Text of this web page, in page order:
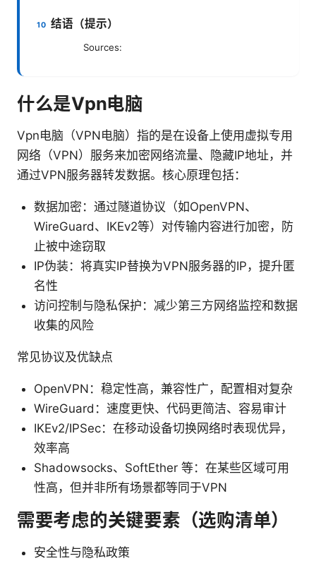
结语（提示）
Sources:
什么是Vpn电脑
Vpn电脑（VPN电脑）指的是在设备上使用虚拟专用
网络（VPN）服务来加密网络流量、隐藏IP地址，并
通过VPN服务器转发数据。核心原理包括：
数据加密：通过隧道协议（如OpenVPN、
WireGuard、IKEv2等）对传输内容进行加密，防
止被中途窃取
IP伪装：将真实IP替换为VPN服务器的IP，提升匿
名性
访问控制与隐私保护：减少第三方网络监控和数据
收集的风险
常见协议及优缺点
OpenVPN：稳定性高，兼容性广，配置相对复杂
WireGuard：速度更快、代码更简洁、容易审计
IKEv2/IPSec：在移动设备切换网络时表现优异，
效率高
Shadowsocks、SoftEther 等：在某些区域可用
性高，但并非所有场景都等同于VPN
需要考虑的关键要素（选购清单）
安全性与隐私政策